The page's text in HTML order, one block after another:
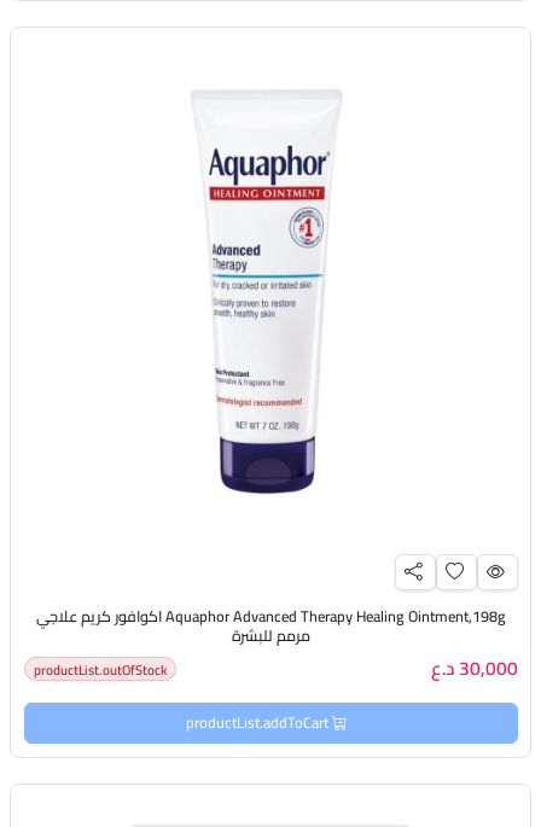
Aquaphor Advanced Therapy Healing Ointment,198g اكوافور كريم علاجي
مرمم للبشرة
30,000 د.ع productList.outOfStock
productList.addToCart